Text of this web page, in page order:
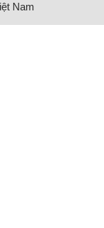
Nam